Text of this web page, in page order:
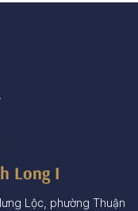
Long I
Lộc, phường Thuận